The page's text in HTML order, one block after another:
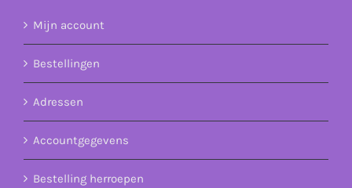
Mijn account
Bestellingen
Adressen
Accountgegevens
Bestelling herroepen